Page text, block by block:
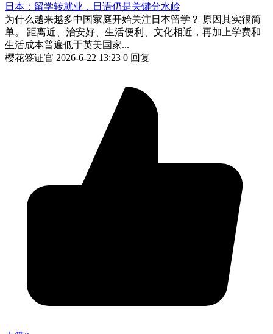
日本：留学转就业，日语仍是关键分水岭
为什么越来越多中国家庭开始关注日本留学？ 原因其实很简
单。 距离近、治安好、生活便利、文化相近，再加上学费和
生活成本普遍低于英美国家...
樱花签证官 2026-6-22 13:23 0 回复